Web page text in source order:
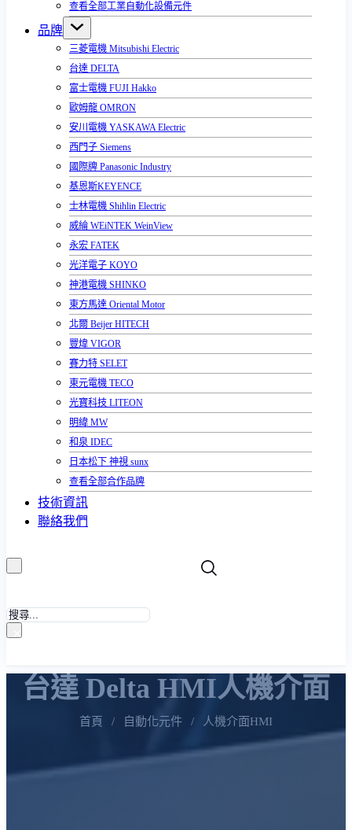
查看全部工業自動化設備元件
品牌
三菱電機 Mitsubishi Electric
台達 DELTA
富士電機 FUJI Hakko
歐姆龍 OMRON
安川電機 YASKAWA Electric
西門子 Siemens
國際牌 Panasonic Industry
基恩斯KEYENCE
士林電機 Shihlin Electric
威綸 WEiNTEK WeinView
永宏 FATEK
光洋電子 KOYO
神港電機 SHINKO
東方馬達 Oriental Motor
北爾 Beijer HITECH
豐煒 VIGOR
賽力特 SELET
東元電機 TECO
光寶科技 LITEON
明緯 MW
和泉 IDEC
日本松下 神視 sunx
查看全部合作品牌
技術資訊
聯絡我們
搜
×
台達 Delta HMI人機介面
首頁 / 自動化元件 / 人機介面HMI